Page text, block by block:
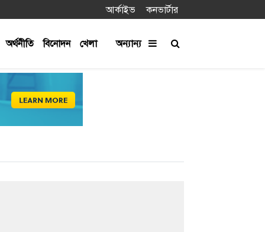
আর্কাইভ কনভার্টার
অর্থনীতি বিনোদন খেলা অন্যান্য